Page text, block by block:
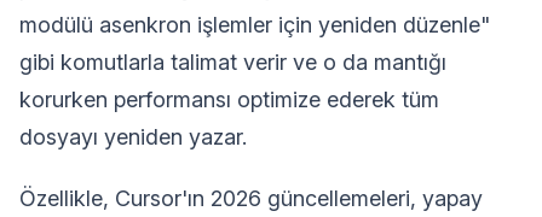
modülü asenkron işlemler için yeniden düzenle"
gibi komutlarla talimat verir ve o da mantığı
korurken performansı optimize ederek tüm
dosyayı yeniden yazar.
Özellikle, Cursor'ın 2026 güncellemeleri, yapay